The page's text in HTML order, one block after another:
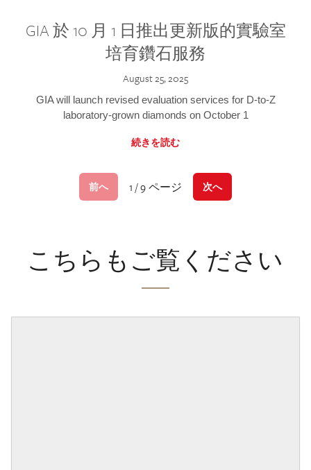
GIA 於 10 月 1 日推出更新版的實驗室
培育鑽石服務
August 25, 2025
GIA will launch revised evaluation services for D-to-Z
laboratory-grown diamonds on October 1
続きを読む
前へ 1 / 9 ページ 次へ
こちらもご覧ください